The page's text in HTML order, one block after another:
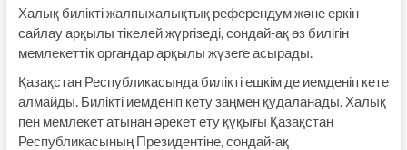
Халық билікті жалпыхалықтық референдум және еркін
сайлау арқылы тікелей жүргізеді, сондай-ақ өз билігін
мемлекеттік органдар арқылы жүзеге асырады.
Қазақстан Республикасында билікті ешкім де иемденіп кете
алмайды. Билікті иемденіп кету заңмен қудаланады. Халық
пен мемлекет атынан әрекет ету құқығы Қазақстан
Республикасының Президентіне, сондай-ақ